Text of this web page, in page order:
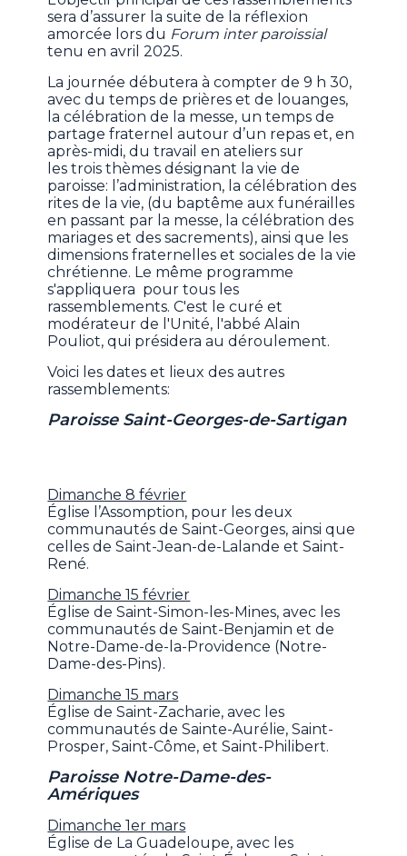
sera d’assurer la suite de la réflexion
amorcée lors du Forum inter paroissial
tenu en avril 2025.
La journée débutera à compter de 9 h 30,
avec du temps de prières et de louanges,
la célébration de la messe, un temps de
partage fraternel autour d’un repas et, en
après-midi, du travail en ateliers sur
les trois thèmes désignant la vie de
paroisse: l’administration, la célébration des
rites de la vie, (du baptême aux funérailles
en passant par la messe, la célébration des
mariages et des sacrements), ainsi que les
dimensions fraternelles et sociales de la vie
chrétienne. Le même programme
s'appliquera pour tous les
rassemblements. C'est le curé et
modérateur de l'Unité, l'abbé Alain
Pouliot, qui présidera au déroulement.
Voici les dates et lieux des autres
rassemblements:
Paroisse Saint-Georges-de-Sartigan
Dimanche 8 février
Église l’Assomption, pour les deux
communautés de Saint-Georges, ainsi que
celles de Saint-Jean-de-Lalande et Saint-
René.
Dimanche 15 février
Église de Saint-Simon-les-Mines, avec les
communautés de Saint-Benjamin et de
Notre-Dame-de-la-Providence (Notre-
Dame-des-Pins).
Dimanche 15 mars
Église de Saint-Zacharie, avec les
communautés de Sainte-Aurélie, Saint-
Prosper, Saint-Côme, et Saint-Philibert.
Paroisse Notre-Dame-des-
Amériques
Dimanche 1er mars
Église de La Guadeloupe, avec les